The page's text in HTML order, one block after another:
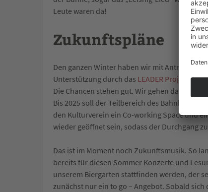
Leute waren da!
Zukunftspläne
Den ganzen Winter haben wir mit Anträgen
Unterstützung durch das LEADER Projekt
der
Die Chancen stehen gut. Wir gehen davon
Bis 2025 soll der Teilbereich des Bahnhofs
den Kulturverein ein Co-working Space und
wieder geöffnet sein, sodass der Durchgang
Das ist im Moment noch Zukunftsmusik. So
bereits für diesen Sommer Konzerte und
unserem Biergarten stattfinden werden, der
zunächst nur ein to go – Angebot. Sobald